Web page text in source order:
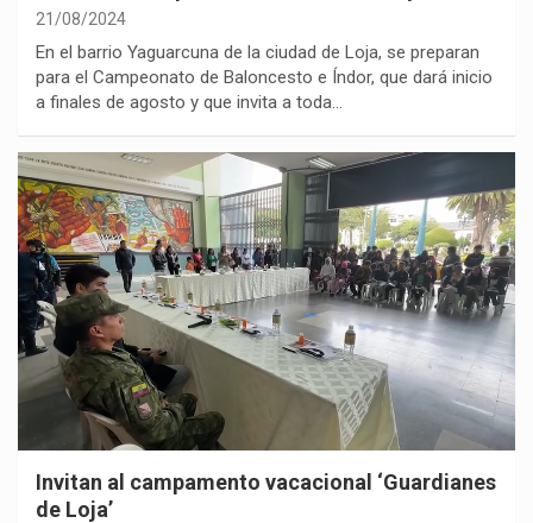
21/08/2024
En el barrio Yaguarcuna de la ciudad de Loja, se preparan
para el Campeonato de Baloncesto e Índor, que dará inicio
a finales de agosto y que invita a toda…
Invitan al campamento vacacional ‘Guardianes
de Loja’